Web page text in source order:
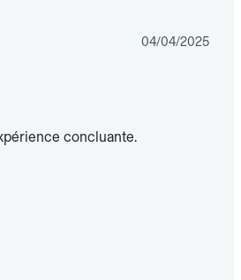
04/04/2025
concluante.